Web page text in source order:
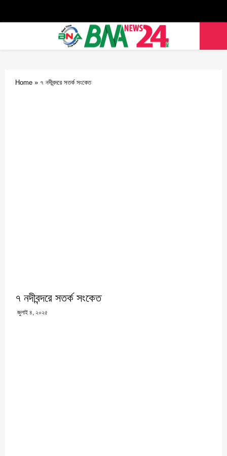
PRIMARY
MENU
Home » ৭ নদীবন্দরে সতর্ক সংকেত
৭ নদীবন্দরে সতর্ক সংকেত
জুলাই ৪, ২০২৫